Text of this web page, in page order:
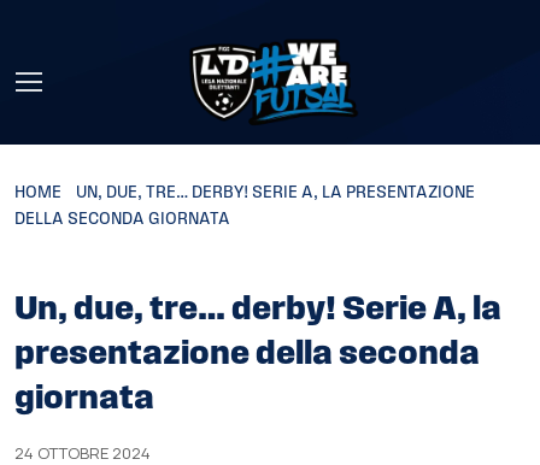
HOME
UN, DUE, TRE… DERBY! SERIE A, LA PRESENTAZIONE
DELLA SECONDA GIORNATA
Un, due, tre… derby! Serie A, la
presentazione della seconda
giornata
24 OTTOBRE 2024